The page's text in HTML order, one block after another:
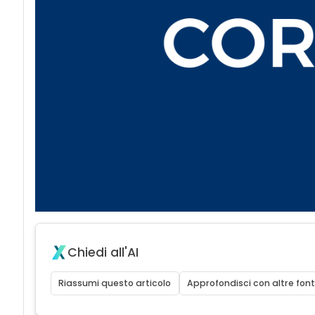
Chiedi all'AI
Riassumi questo articolo Approfondisci con altre